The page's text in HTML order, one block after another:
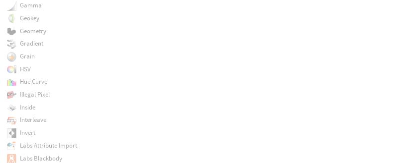
Gamma
Geokey
Geometry
Gradient
Grain
HSV
Hue Curve
Illegal Pixel
Inside
Interleave
Invert
Labs Attribute Import
Labs Blackbody